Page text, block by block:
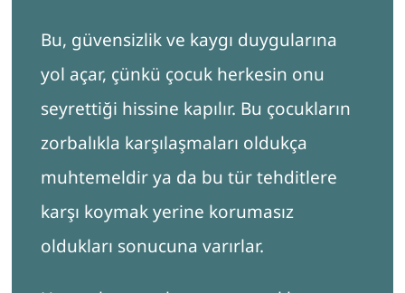
Bu, güvensizlik ve kaygı duygularına
yol açar, çünkü çocuk herkesin onu
seyrettiği hissine kapılır. Bu çocukların
zorbalıkla karşılaşmaları oldukça
muhtemeldir ya da bu tür tehditlere
karşı koymak yerine korumasız
oldukları sonucuna varırlar.